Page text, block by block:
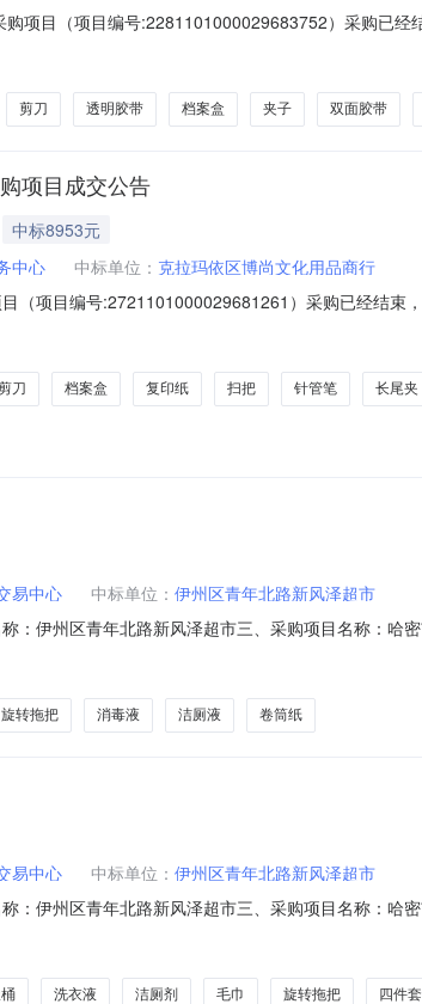
项目（项目编号:2281101000029683752）采购已
报价起止时间:-二、采购单位信息采购单位名称:乌鲁
剪刀 透明胶带 档案盒 夹子 双面胶带
项目成交公告
中标8953元
中心 中标单位： 克拉玛依区博尚文化用品商行
（项目编号:2721101000029681261）采购已经结束
编号:2721101000029681261项目联系人:史金瑾项
价起止时间:-二、采购单位信息采购单位名称:克拉玛
刀 档案盒 复印纸 扫把 针管笔 长尾夹
易中心 中标单位： 伊州区青年北路新风泽超市
：伊州区青年北路新风泽超市三、采购项目名称：哈
威猛先生84消毒液700g金装威猛先生/
旋转拖把 消毒液 洁厕液 卷筒纸
易中心 中标单位： 伊州区青年北路新风泽超市
：伊州区青年北路新风泽超市三、采购项目名称：哈
四件套套1.002002004好媳妇旋转拖把好媳妇旋转拖
洗衣液 洁厕剂 毛巾 旋转拖把 四件套